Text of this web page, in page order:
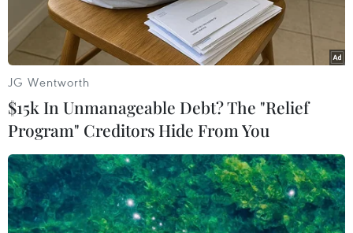
JG Wentworth
$15k In Unmanageable Debt? The "Relief
Program" Creditors Hide From You